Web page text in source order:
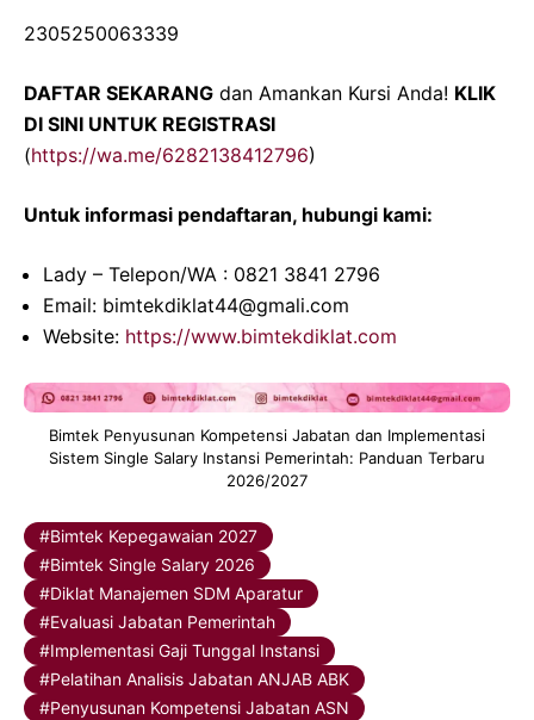
2305250063339
DAFTAR SEKARANG dan Amankan Kursi Anda! KLIK
DI SINI UNTUK REGISTRASI
(https://wa.me/6282138412796)
Untuk informasi pendaftaran, hubungi kami:
Lady – Telepon/WA : 0821 3841 2796
Email: bimtekdiklat44@gmali.com
Website: https://www.bimtekdiklat.com
Bimtek Penyusunan Kompetensi Jabatan dan Implementasi
Sistem Single Salary Instansi Pemerintah: Panduan Terbaru
2026/2027
Bimtek Kepegawaian 2027
Bimtek Single Salary 2026
Diklat Manajemen SDM Aparatur
Evaluasi Jabatan Pemerintah
Implementasi Gaji Tunggal Instansi
Pelatihan Analisis Jabatan ANJAB ABK
Penyusunan Kompetensi Jabatan ASN